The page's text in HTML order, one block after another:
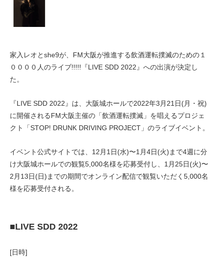
家入レオとshe9が、FM大阪が推進する飲酒運転撲滅のための１
００００人のライブ!!!!!『LIVE SDD 2022』への出演が決定し
た。
『LIVE SDD 2022』は、大阪城ホールで2022年3月21日(月・祝)
に開催されるFM大阪主催の「飲酒運転撲滅」を唱えるプロジェ
クト「STOP! DRUNK DRIVING PROJECT」のライブイベント。
イベント公式サイトでは、12月1日(水)〜1月4日(火)まで4週に分
け大阪城ホールでの観覧5,000名様を応募受付し、1月25日(火)〜
2月13日(日)までの期間でオンライン配信で観覧いただく5,000名
様を応募受付される。
■LIVE SDD 2022
[日時]